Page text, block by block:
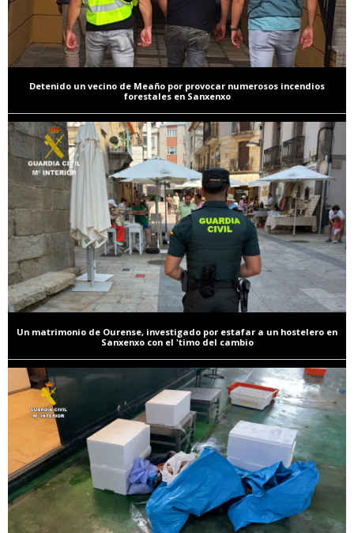
Detenido un vecino de Meaño por provocar numerosos incendios
forestales en Sanxenxo
Un matrimonio de Ourense, investigado por estafar a un hostelero en
Sanxenxo con el 'timo del cambio